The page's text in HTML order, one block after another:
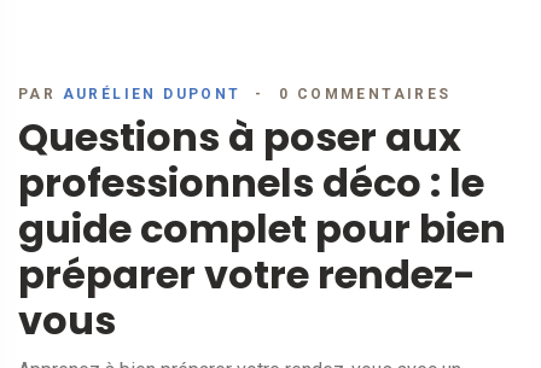
PAR AURÉLIEN DUPONT 0 COMMENTAIRES
Questions à poser aux
professionnels déco : le
guide complet pour bien
préparer votre rendez-
vous